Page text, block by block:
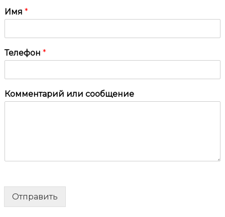
Имя *
Телефон *
Комментарий или сообщение
Отправить